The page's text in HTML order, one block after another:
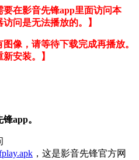
要在影音先锋app里面访问本
问是无法播放的。】
像，请等待下载完成再播放。
安装。】
app。
，这是影音先锋官方网